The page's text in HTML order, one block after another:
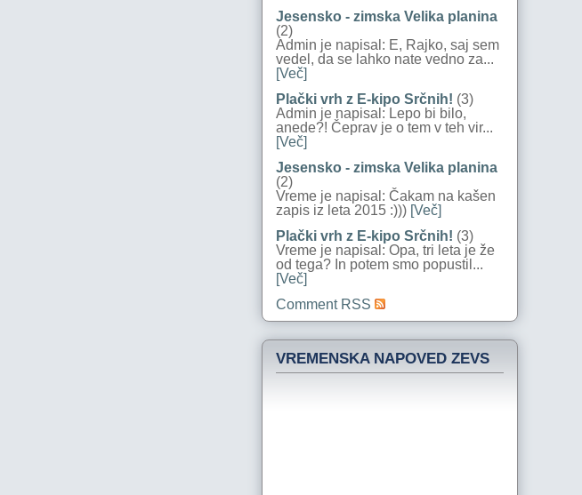
Jesensko - zimska Velika planina
(2)
Admin je napisal: E, Rajko, saj sem
vedel, da se lahko nate vedno za...
[Več]
Plački vrh z E-kipo Srčnih! (3)
Admin je napisal: Lepo bi bilo,
anede?! Čeprav je o tem v teh vir...
[Več]
Jesensko - zimska Velika planina
(2)
Vreme je napisal: Čakam na kašen
zapis iz leta 2015 :))) [Več]
Plački vrh z E-kipo Srčnih! (3)
Vreme je napisal: Opa, tri leta je že
od tega? In potem smo popustil...
[Več]
Comment RSS
VREMENSKA NAPOVED ZEVS